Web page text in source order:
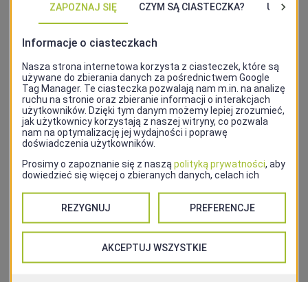
liegt, weist eine unterschiedliche Breite auf – von
etwa 2 km im südlichen Teil bis zu 12 km in der
Nähe von Stettin. Der südliche Abschnitt des
Odertals, auf deutscher Seite südlich von
Widuchowa, steht ebenfalls unter Schutz als
Nationalpark Unteres Odertal.
Der Park ist auch ein bedeutendes Zeugnis
vergangener wasserbaulicher Maßnahmen. In
der Zwischenkriegszeit gab es Versuche, das
Gebiet für landwirtschaftliche Zwecke nutzbar zu
machen. Die damals errichteten
wassertechnischen Anlagen wurden nach dem
Zweiten Weltkrieg nicht weiter genutzt und sind
heute ein historisches und kulturelles Erbe der
Region.